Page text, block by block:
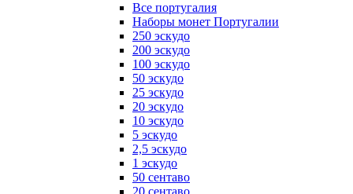
Все португалия
Наборы монет Португалии
250 эскудо
200 эскудо
100 эскудо
50 эскудо
25 эскудо
20 эскудо
10 эскудо
5 эскудо
2,5 эскудо
1 эскудо
50 сентаво
20 сентаво